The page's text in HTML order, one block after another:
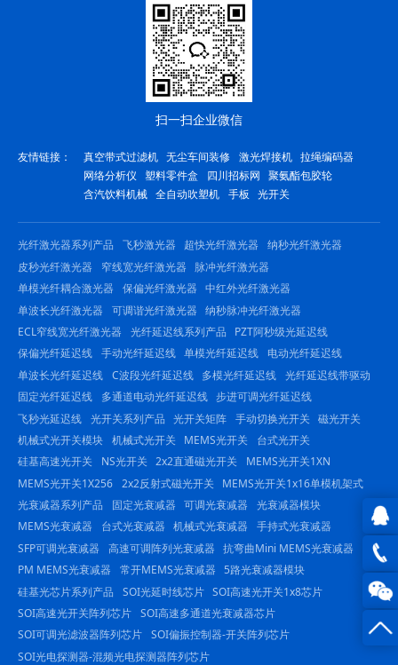
QQ在
线咨
询
0816
扫一扫企业微信
友情链接： 真空带式过滤机 无尘车间装修 激光焊接机 拉绳编码器
网络分析仪 塑料零件盒 四川招标网
聚氨酯包胶轮
含汽饮料机械 全自动吹塑机 手板 光开关
光纤激光器系列产品 飞秒激光器 超快光纤激光器
纳秒光纤激光器
皮秒光纤激光器
窄线宽光纤激光器
脉冲光纤激光器
单模光纤耦合激光器
保偏光纤激光器 中红外光纤激光器
单波长光纤激光器
可调谐光纤激光器 纳秒脉冲光纤激光器
ECL窄线宽光纤激光器
光纤延迟线系列产品
PZT阿秒级光延迟线
保偏光纤延迟线 手动光纤延迟线 单模光纤延迟线
电动光纤延迟线
单波长光纤延迟线 C波段光纤延迟线 多模光纤延迟线 光纤延迟线带驱动
固定光纤延迟线
多通道电动光纤延迟线 步进可调光纤延迟线
飞秒光延迟线 光开关系列产品 光开关矩阵 手动切换光开关 磁光开关
机械式光开关模块 机械式光开关 MEMS光开关
台式光开关
硅基高速光开关
NS光开关 2x2直通磁光开关
MEMS光开关1XN
MEMS光开关1X256 2x2反射式磁光开关
MEMS光开关1x16单模机架式
光衰减器系列产品
固定光衰减器 可调光衰减器
光衰减器模块
MEMS光衰减器
台式光衰减器 机械式光衰减器
手持式光衰减器
SFP可调光衰减器
高速可调阵列光衰减器 抗弯曲Mini MEMS光衰减器
PM MEMS光衰减器
常开MEMS光衰减器 5路光衰减器模块
硅基光芯片系列产品
SOI光延时线芯片 SOI高速光开关1x8芯片
SOI高速光开关阵列芯片 SOI高速多通道光衰减器芯片
SOI可调光滤波器阵列芯片 SOI偏振控制器-开关阵列芯片
SOI光电探测器-混频光电探测器阵列芯片